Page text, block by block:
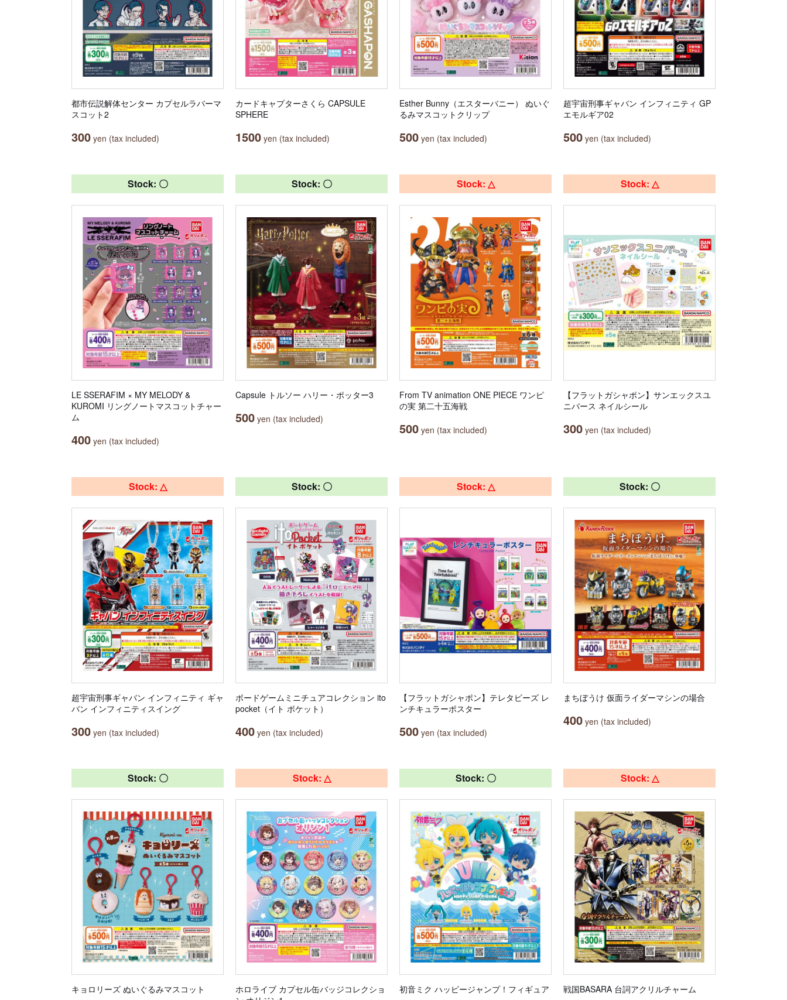
都市伝説解体センター カプセルラバーマ
スコット2
300 yen (tax included)
カードキャプターさくら CAPSULE
SPHERE
1500 yen (tax included)
Esther Bunny（エスターバニー） ぬいぐ
るみマスコットクリップ
500 yen (tax included)
超宇宙刑事ギャバン インフィニティ GP
エモルギア02
500 yen (tax included)
Stock: 〇
LE SSERAFIM × MY MELODY &
KUROMI リングノートマスコットチャー
ム
400 yen (tax included)
Stock: 〇
Capsule トルソー ハリー・ポッター3
500 yen (tax included)
Stock: △
From TV animation ONE PIECE ワンピ
の実 第二十五海戦
500 yen (tax included)
Stock: △
【フラットガシャポン】サンエックスユ
ニバース ネイルシール
300 yen (tax included)
Stock: △
超宇宙刑事ギャバン インフィニティ ギャ
バン インフィニティスイング
300 yen (tax included)
Stock: 〇
ボードゲームミニチュアコレクション ito
pocket（イト ポケット）
400 yen (tax included)
Stock: △
【フラットガシャポン】テレタビーズ レ
ンチキュラーポスター
500 yen (tax included)
Stock: 〇
まちぼうけ 仮面ライダーマシンの場合
400 yen (tax included)
Stock: 〇
キョロリーズ ぬいぐるみマスコット
Stock: △
ホロライブ カプセル缶バッジコレクショ
Stock: 〇
初音ミク ハッピージャンプ！フィギュア
Stock: △
戦国BASARA 台詞アクリルチャーム